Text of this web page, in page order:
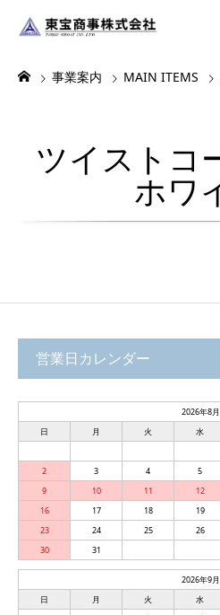
事業案内 MAIN ITEMS
ツイストコ
ホワ
営業日カレンダー
2026年8月
日
月 火 水
2
3 4 5
9
10 11 12
16
17 18 19
23
24 25 26
30
31
2026年9月
日
月 火 水